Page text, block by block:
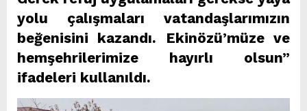
yolu çalışmaları vatandaşlarımızın
beğenisini kazandı. Ekinözü’müze ve
hemşehrilerimize hayırlı olsun”
ifadeleri kullanıldı.